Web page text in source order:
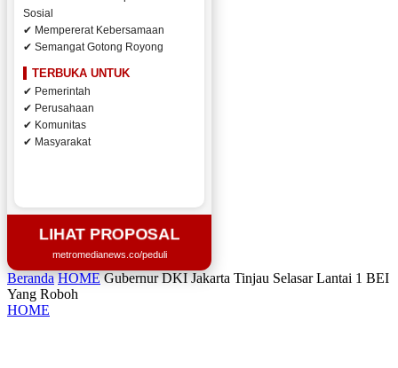
Sosial
✔ Mempererat Kebersamaan
✔ Semangat Gotong Royong
TERBUKA UNTUK
✔ Pemerintah
✔ Perusahaan
✔ Komunitas
✔ Masyarakat
LIHAT PROPOSAL
metromedianews.co/peduli
Beranda HOME Gubernur DKI Jakarta Tinjau Selasar Lantai 1 BEI
Yang Roboh
HOME